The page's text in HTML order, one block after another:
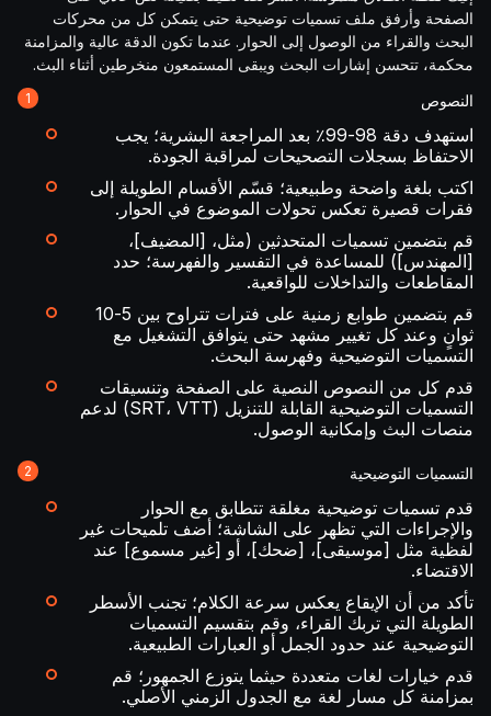
الصفحة وأرفق ملف تسميات توضيحية حتى يتمكن كل من محركات
البحث والقراء من الوصول إلى الحوار. عندما تكون الدقة عالية والمزامنة
محكمة، تتحسن إشارات البحث ويبقى المستمعون منخرطين أثناء البث.
النصوص
استهدف دقة 98-99٪ بعد المراجعة البشرية؛ يجب
الاحتفاظ بسجلات التصحيحات لمراقبة الجودة.
اكتب بلغة واضحة وطبيعية؛ قسّم الأقسام الطويلة إلى
فقرات قصيرة تعكس تحولات الموضوع في الحوار.
قم بتضمين تسميات المتحدثين (مثل، [المضيف]،
[المهندس]) للمساعدة في التفسير والفهرسة؛ حدد
المقاطعات والتداخلات للواقعية.
قم بتضمين طوابع زمنية على فترات تتراوح بين 5-10
ثوانٍ وعند كل تغيير مشهد حتى يتوافق التشغيل مع
التسميات التوضيحية وفهرسة البحث.
قدم كل من النصوص النصية على الصفحة وتنسيقات
التسميات التوضيحية القابلة للتنزيل (SRT، VTT) لدعم
منصات البث وإمكانية الوصول.
التسميات التوضيحية
قدم تسميات توضيحية مغلقة تتطابق مع الحوار
والإجراءات التي تظهر على الشاشة؛ أضف تلميحات غير
لفظية مثل [موسيقى]، [ضحك]، أو [غير مسموع] عند
الاقتضاء.
تأكد من أن الإيقاع يعكس سرعة الكلام؛ تجنب الأسطر
الطويلة التي تربك القراء، وقم بتقسيم التسميات
التوضيحية عند حدود الجمل أو العبارات الطبيعية.
قدم خيارات لغات متعددة حيثما يتوزع الجمهور؛ قم
بمزامنة كل مسار لغة مع الجدول الزمني الأصلي.